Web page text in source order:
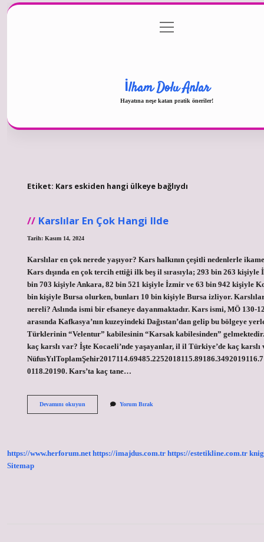
Gizlilik Politikası
menüyü
aç
İlham Dolu Anlar
Hayatına neşe katan pratik öneriler!
Etiket: Kars eskiden hangi ülkeye bağlıydı
Karslılar En Çok Hangi Ilde
Tarih: Kasım 14, 2024
Karslılar en çok nerede yaşıyor? Kars halkının çeşitli nedenlerle
Kars dışında en çok tercih ettiği ilk beş il sırasıyla; 293 bin 263 kişiyle
bin 703 kişiyle Ankara, 82 bin 521 kişiyle İzmir ve 63 bin 942 kişiyle
bin kişiyle Bursa olurken, bunları 10 bin kişiyle Bursa izliyor.
nereli? Aslında ismi bir efsaneye dayanmaktadır. Kars ismi, MÖ 130-
arasında Kafkasya’nın kuzeyindeki Dağıstan’dan gelip bu bölgeye
Türklerinin “Velentur” kabilesinin “Karsak kabilesinden”
kaç karslı var? İşte Kocaeli’nde yaşayanlar, il il Türkiye’de kaç karslı
0118.20190. Kars’ta kaç tane…
Devamını okuyunKarslılar
Yorum Bırak
https://www.herforum.net https://imajdus.com.tr https://estetikline.com.tr
Sitemap